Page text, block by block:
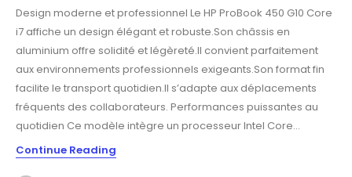
Design moderne et professionnel Le HP ProBook 450 G10 Core
i7 affiche un design élégant et robuste.Son châssis en
aluminium offre solidité et légèreté.Il convient parfaitement
aux environnements professionnels exigeants.Son format fin
facilite le transport quotidien.Il s’adapte aux déplacements
fréquents des collaborateurs. Performances puissantes au
quotidien Ce modèle intègre un processeur Intel Core...
Continue Reading